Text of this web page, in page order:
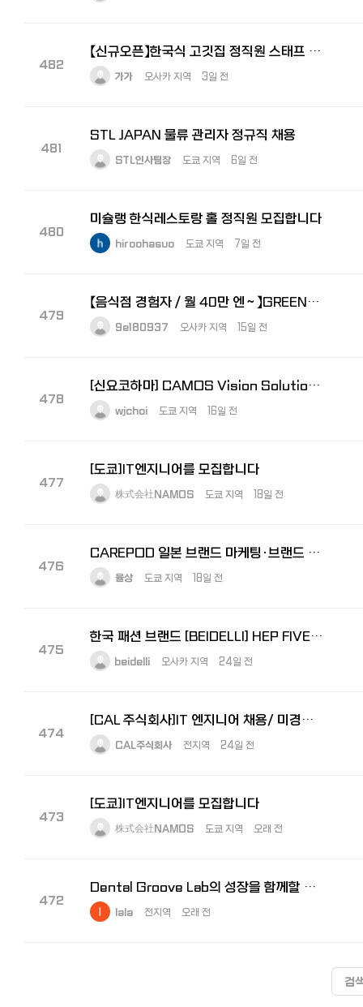
482
【신규오픈】한국식 고깃집 정직원 스태프 대모집! — 오프닝 멤버로 함께 만들어가실 분을 찾습니다
가가 오사카 지역 3일 전
481
STL JAPAN 물류 관리자 정규직 채용
STL인사팀장 도쿄 지역 6일 전
480
미슐랭 한식레스토랑 홀 정직원 모집합니다
hiroohasuo 도쿄 지역 7일 전
479
【음식점 경험자／월 40만 엔～】GREEN×EXPO 2027 주방 총괄 책임자 모집
9e180937 오사카 지역 15일 전
478
[신요코하마] CAMOS Vision Solutions 경리 모집 (한국법인 (주)카모스 100% 자회사)
wjchoi 도쿄 지역 16일 전
477
[도쿄]IT엔지니어를 모집합니다
株式会社NAMOS 도쿄 지역 18일 전
476
CAREPOD 일본 브랜드 마케팅·브랜드 전략 경력 채용
율상 도쿄 지역 18일 전
475
한국 패션 브랜드 [BEIDELLI] HEP FIVE 점포 관리자 모집
beidelli 오사카 지역 24일 전
474
[CAL 주식회사]IT 엔지니어 채용/ 미경험 신입사원 적극 채용중
CAL주식회사 전지역 24일 전
473
[도쿄]IT엔지니어를 모집합니다
株式会社NAMOS 도쿄 지역 오래 전
472
Dental Groove Lab의 성장을 함께할 운영 지원팀 신규 채용
lala 전지역 오래 전
검